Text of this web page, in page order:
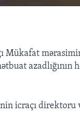
Mükafat
azadlığının
icraçı